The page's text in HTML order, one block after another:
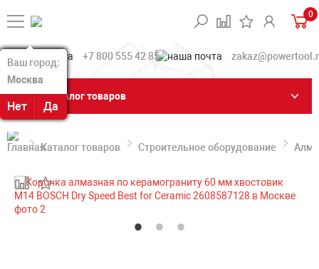
Ваш город:
Москва
Нет Да
Ваш город:
Москва
Нет Да
0
+7 800 555 42 85
Каталог товаров
Каталог товаров Строительное оборудование